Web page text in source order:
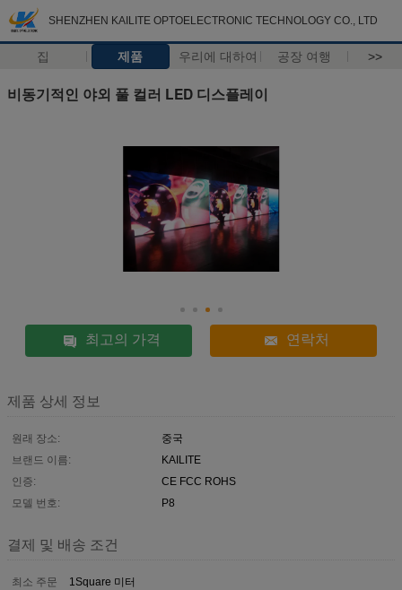
SHENZHEN KAILITE OPTOELECTRONIC TECHNOLOGY CO., LTD
집 제품 우리에 대하여 공장 여행 >>
비동기적인 야외 풀 컬러 LED 디스플레이
최고의 가격 연락처
제품 상세 정보
원래 장소:
중국
브랜드 이름:
KAILITE
인증:
CE FCC ROHS
모델 번호:
P8
결제 및 배송 조건
최소 주문
1Square 미터